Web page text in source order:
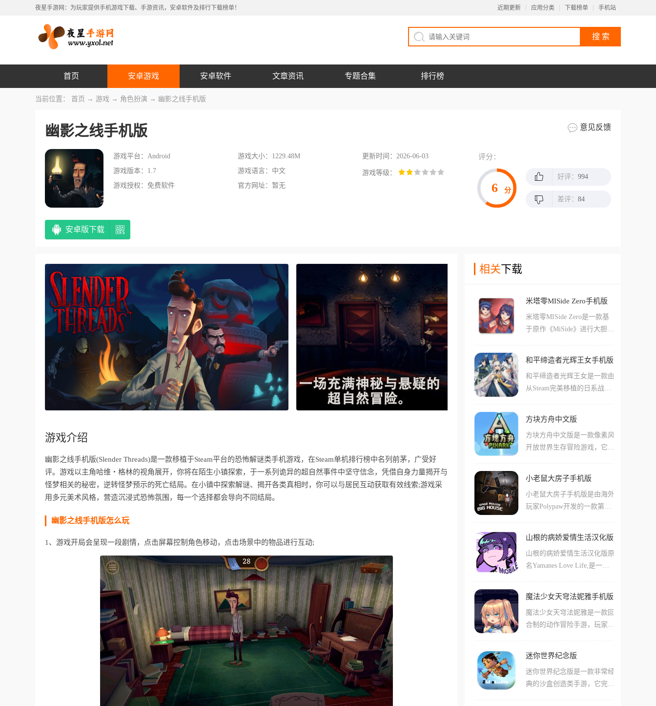
夜星手游网：为玩家提供手机游戏下载、手游资讯，安卓软件及排行下载榜单！ 近期更新 应用分类 下载榜单 手机站
首页 安卓游戏 安卓软件 文章资讯 专题合集 排行榜
当前位置： 首页 → 游戏 → 角色扮演 → 幽影之线手机版
幽影之线手机版 意见反馈
游戏平台：Android 游戏大小：1229.48M
更新时间：2026-06-03
游戏版本：1.7
游戏语言：中文
游戏等级：
游戏授权：免费软件
官方网址：暂无
评分：
6 分
好评： 994
差评： 84
安卓版下载
游戏介绍
幽影之线手机版(Slender Threads)是一款移植于Steam平台的恐怖解谜类手机游戏，在Steam单机排行榜中名列前茅，广受好
评。游戏以主角哈维・格林的视角展开，你将在陌生小镇探索，于一系列诡异的超自然事件中坚守信念，凭借自身力量揭开与
怪梦相关的秘密，逆转怪梦预示的死亡结局。在小镇中探索解谜、揭开各类真相时，你可以与居民互动获取有效线索;游戏采
用多元美术风格，营造沉浸式恐怖氛围，每一个选择都会导向不同结局。
幽影之线手机版怎么玩
1、游戏开局会呈现一段剧情，点击屏幕控制角色移动，点击场景中的物品进行互动;
相关下载
米塔零MISide Zero手机版
米塔零MISide Zero是一款基
于原作《MiSide》进行大胆重
述了发生在前作之前的诡异故
事，在这个虚拟世界里，游戏
完美继承了原作的内核，并加
的解谜内容。
和平缔造者光辉王女手机版
和平缔造者光辉王女是一款由
从Steam完美移植的日系战术
者、行商人等伙伴，对抗反叛
的王子黑夜，游戏彻底摆脱了
传统RPG刷级的套路，强调通
制胜，是一款兼具叙事深度与
方块方舟中文版
方块方舟中文版是一款像素风
开放世界生存冒险游戏，它将
合，你将赤手空拳降临在一座
充满远古生物和魔法气息的荒
岛，通过采集、狩猎、科研和
化到科技文明。
小老鼠大房子手机版
小老鼠大房子手机版是由海外
玩家Polypaw开发的一款第一
老鼠米莉,在庞大且危险的房
子中为孩子们寻找食物。游戏
采用3D画风,以老鼠的视角展
和体型远超自身的敌人。手机
内容,需要借助自带模拟器才
能运行,游戏氛围紧张刺激,适
山根的病娇爱情生活汉化版
山根的病娇爱情生活汉化版原
名Yamanes Love Life,是一款
根,在校园中有着自己心仪的
对象,面对阻碍自己和心上人
的对手需要运用策略让他们远
放的广阔地图场景,可以与各
真实的校园生活。游戏设计了
大量的任务,需要阻止其他女
魔法少女天穹法妮雅手机版
魔法少女天穹法妮雅是一款回
合制的动作冒险手游，玩家将
必须深入危机四伏的像素地
牢，通过多样化的挑战任务收
集武器装备，提升实战能力。
迷你世界纪念版
迷你世界纪念版是一款非常经
典的沙盒创造类手游，它完美